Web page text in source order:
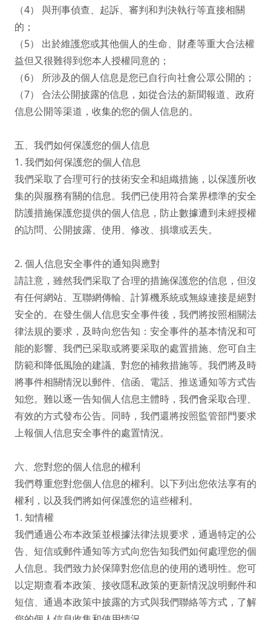
（4） 與刑事偵查、起訴、審判和判決執行等直接相關
的；
（5） 出於維護您或其他個人的生命、財產等重大合法權
益但又很難得到您本人授權同意的；
（6） 所涉及的個人信息是您已自行向社會公眾公開的；
（7） 合法公開披露的信息，如從合法的新聞報道、政府
信息公開等渠道，收集的您的個人信息的。
五、我們如何保護您的個人信息
1. 我們如何保護您的個人信息
我們采取了合理可行的技術安全和組織措施，以保護所收
集的與服務有關的信息。我們已使用符合業界標準的安全
防護措施保護您提供的個人信息，防止數據遭到未經授權
的訪問、公開披露、使用、修改、損壞或丟失。
2. 個人信息安全事件的通知與應對
請註意，雖然我們采取了合理的措施保護您的信息，但沒
有任何網站、互聯網傳輸、計算機系統或無線連接是絕對
安全的。在發生個人信息安全事件後，我們將按照相關法
律法規的要求，及時向您告知：安全事件的基本情況和可
能的影響、我們已采取或將要采取的處置措施、您可自主
防範和降低風險的建議、對您的補救措施等。我們將及時
將事件相關情況以郵件、信函、電話、推送通知等方式告
知您。難以逐一告知個人信息主體時，我們會采取合理、
有效的方式發布公告。同時，我們還將按照監管部門要求
上報個人信息安全事件的處置情況。
六、您對您的個人信息的權利
我們尊重您對您個人信息的權利。以下列出您依法享有的
權利，以及我們將如何保護您的這些權利。
1. 知情權
我們通過公布本政策並根據法律法規要求，通過特定的公
告、短信或郵件通知等方式向您告知我們如何處理您的個
人信息。我們致力於保障對您信息的使用的透明性。您可
以定期查看本政策、接收隱私政策的更新情況說明郵件和
短信、通過本政策中披露的方式與我們聯絡等方式，了解